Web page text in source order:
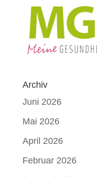
Archiv
Juni 2026
Mai 2026
April 2026
Februar 2026